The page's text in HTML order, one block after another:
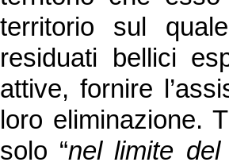
territorio sul
residuati bellici
attive, fornire
loro eliminazione.
solo “nel limite del